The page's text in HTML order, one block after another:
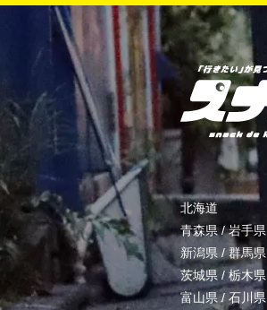
北海道
青森県/岩手県
新潟県 / 群馬県
茨城県 / 栃木県
富山県/ 石川県